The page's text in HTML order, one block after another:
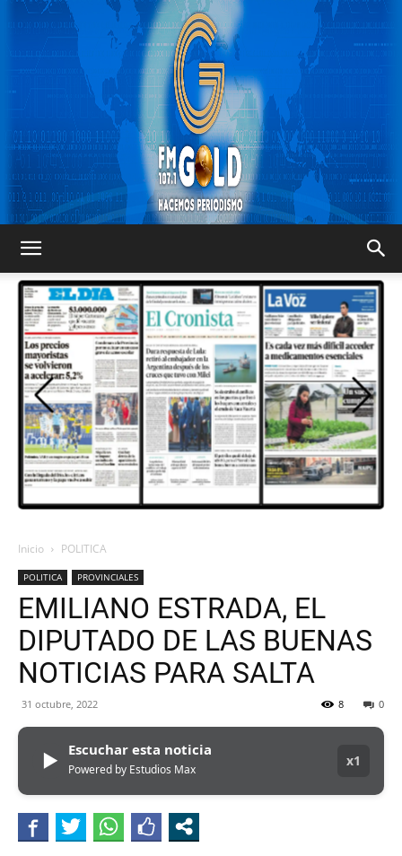
GOLD
ORAN
107.1
Inicio POLITICA
POLITICA PROVINCIALES
EMILIANO ESTRADA, EL
DIPUTADO DE LAS BUENAS
NOTICIAS PARA SALTA
31 octubre, 2022 0
8
▶ Escuchar esta noticia
Powered by Estudios Max
x1